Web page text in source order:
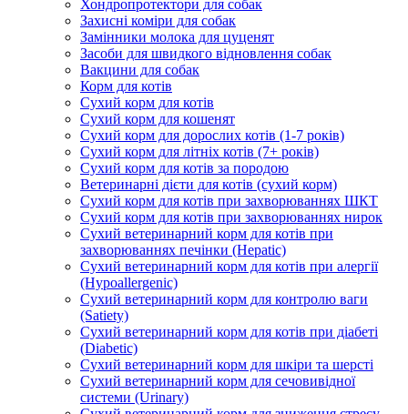
Хондропротектори для собак
Захисні коміри для собак
Замінники молока для цуценят
Засоби для швидкого відновлення собак
Вакцини для собак
Корм для котів
Сухий корм для котів
Сухий корм для кошенят
Сухий корм для дорослих котів (1-7 років)
Сухий корм для літніх котів (7+ років)
Сухий корм для котів за породою
Ветеринарні дієти для котів (сухий корм)
Сухий корм для котів при захворюваннях ШКТ
Сухий корм для котів при захворюваннях нирок
Сухий ветеринарний корм для котів при
захворюваннях печінки (Hepatic)
Сухий ветеринарний корм для котів при алергії
(Hypoallergenic)
Сухий ветеринарний корм для контролю ваги
(Satiety)
Сухий ветеринарний корм для котів при діабеті
(Diabetic)
Сухий ветеринарний корм для шкіри та шерсті
Сухий ветеринарний корм для сечовивідної
системи (Urinary)